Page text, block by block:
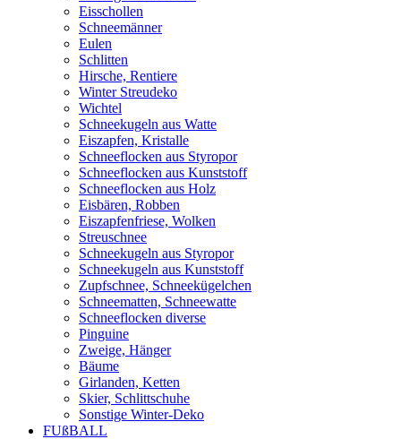
Eisschollen
Schneemänner
Eulen
Schlitten
Hirsche, Rentiere
Winter Streudeko
Wichtel
Schneekugeln aus Watte
Eiszapfen, Kristalle
Schneeflocken aus Styropor
Schneeflocken aus Kunststoff
Schneeflocken aus Holz
Eisbären, Robben
Eiszapfenfriese, Wolken
Streuschnee
Schneekugeln aus Styropor
Schneekugeln aus Kunststoff
Zupfschnee, Schneekügelchen
Schneematten, Schneewatte
Schneeflocken diverse
Pinguine
Zweige, Hänger
Bäume
Girlanden, Ketten
Skier, Schlittschuhe
Sonstige Winter-Deko
FUßBALL